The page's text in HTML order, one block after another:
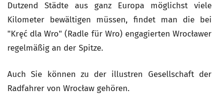
Dutzend Städte aus ganz Europa möglichst viele
Kilometer bewältigen müssen, findet man die bei
"Kręć dla Wro" (Radle für Wro) engagierten Wrocławer
regelmäßig an der Spitze.
Auch Sie können zu der illustren Gesellschaft der
Radfahrer von Wrocław gehören.